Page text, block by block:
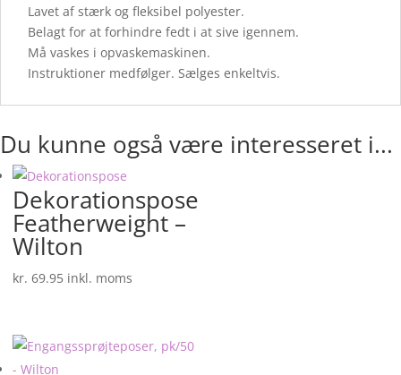
Lavet af stærk og fleksibel polyester.
Belagt for at forhindre fedt i at sive igennem.
Må vaskes i opvaskemaskinen.
Instruktioner medfølger. Sælges enkeltvis.
Du kunne også være interesseret i...
Dekorationspose
Featherweight –
Wilton
kr. 69.95 inkl. moms